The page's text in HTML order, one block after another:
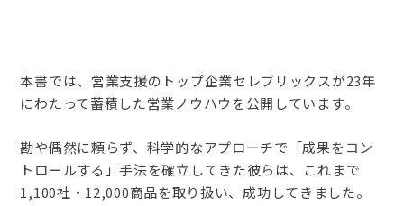
本書では、営業支援のトップ企業セレブリックスが23年
にわたって蓄積した営業ノウハウを公開しています。
勘や偶然に頼らず、科学的なアプローチで「成果をコン
トロールする」手法を確立してきた彼らは、これまで
1,100社・12,000商品を取り扱い、成功してきました。